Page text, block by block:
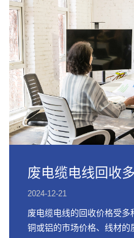
废电缆电线回收
2024-12-21
废电缆电线的回收价格受多
铜或铝的市场价格、线材的